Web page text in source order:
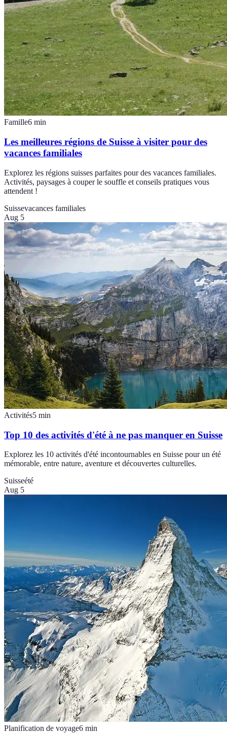
Famille6 min
Les meilleures régions de Suisse à visiter pour des
vacances familiales
Explorez les régions suisses parfaites pour des vacances familiales.
Activités, paysages à couper le souffle et conseils pratiques vous
attendent !
Suissevacances familiales
Aug 5
Activités5 min
Top 10 des activités d'été à ne pas manquer en Suisse
Explorez les 10 activités d'été incontournables en Suisse pour un été
mémorable, entre nature, aventure et découvertes culturelles.
Suisseété
Aug 5
Planification de voyage6 min